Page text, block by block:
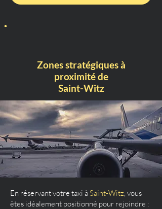
Zones stratégiques à
proximité de
Saint-Witz
En réservant votre taxi àSaint-Witz, vous
êtes idéalement positionné pour rejoindre :